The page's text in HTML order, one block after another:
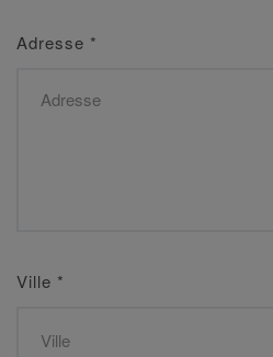
Adresse *
Ville *